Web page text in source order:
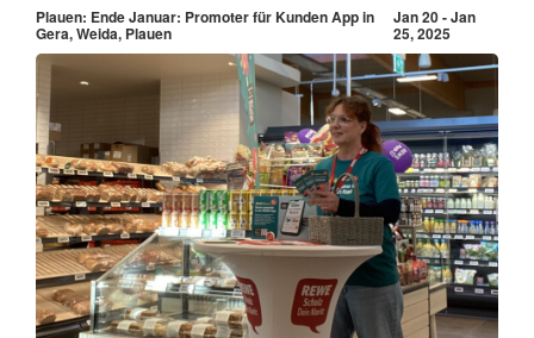
Plauen: Ende Januar: Promoter für Kunden App in
Gera, Weida, Plauen
Jan 20 - Jan
25, 2025